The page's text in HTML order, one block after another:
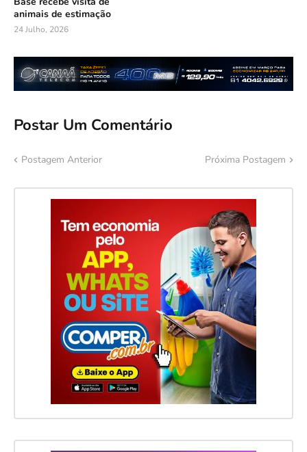
animais de estimação
24 Julho, 2026
Postar Um Comentário
Postagem Anterior Próxima Postagem